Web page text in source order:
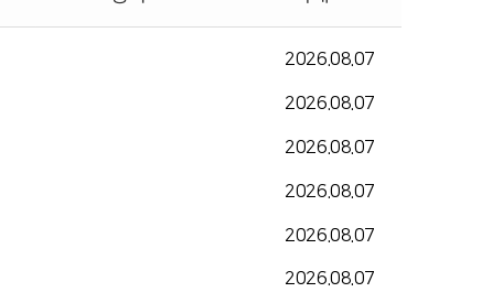
2026.08.07
2026.08.07
2026.08.07
2026.08.07
2026.08.07
2026.08.07